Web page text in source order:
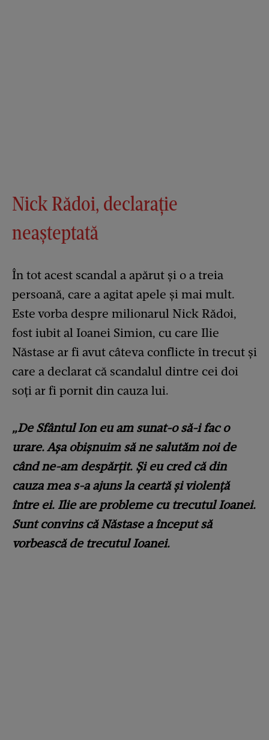
Nick Rădoi, declarație
neașteptată
În tot acest scandal a apărut și o a treia
persoană, care a agitat apele și mai mult.
Este vorba despre milionarul Nick Rădoi,
fost iubit al Ioanei Simion, cu care Ilie
Năstase ar fi avut câteva conflicte în trecut și
care a declarat că scandalul dintre cei doi
soți ar fi pornit din cauza lui.
„De Sfântul Ion eu am sunat-o să-i fac o
urare. Așa obișnuim să ne salutăm noi de
când ne-am despărțit. Și eu cred că din
cauza mea s-a ajuns la ceartă și violență
între ei. Ilie are probleme cu trecutul Ioanei.
Sunt convins că Năstase a început să
vorbească de trecutul Ioanei.